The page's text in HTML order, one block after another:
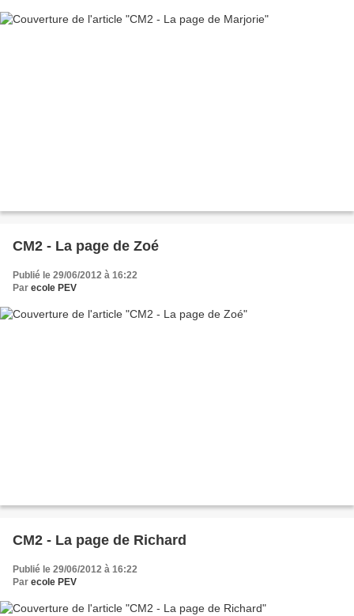
CM2 - La page de Zoé
Publié le 29/06/2012 à 16:22
Par ecole PEV
CM2 - La page de Richard
Publié le 29/06/2012 à 16:22
Par ecole PEV